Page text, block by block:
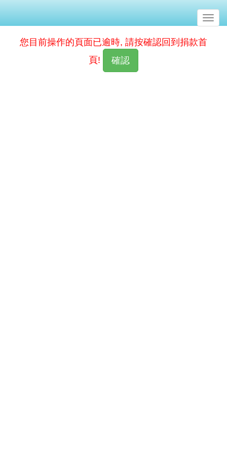
您目前操作的頁面已逾時, 請按確認回到捐款首
頁!